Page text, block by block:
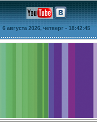
6 августа 2026, четверг - 18:42:45